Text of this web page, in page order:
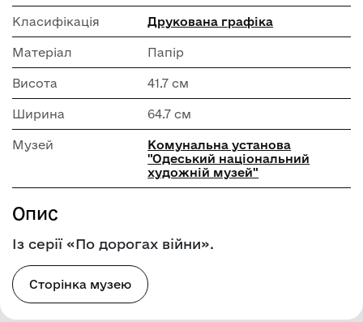
Класифікація Друкована графіка
Матеріал Папір
Висота 41.7 см
Ширина 64.7 см
Музей
Комунальна установа
"Одеський національний
художній музей"
Опис
Із серії «По дорогах війни».
Сторінка музею